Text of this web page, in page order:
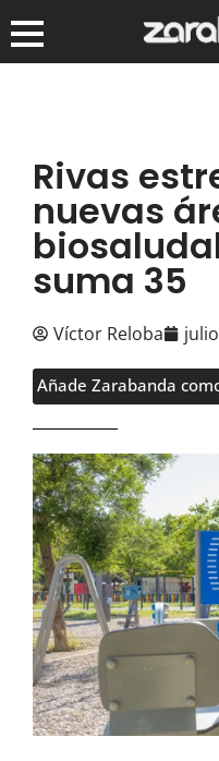
Rivas
nuevas
suma 35
Víctor Reloba
Añade Zarabanda